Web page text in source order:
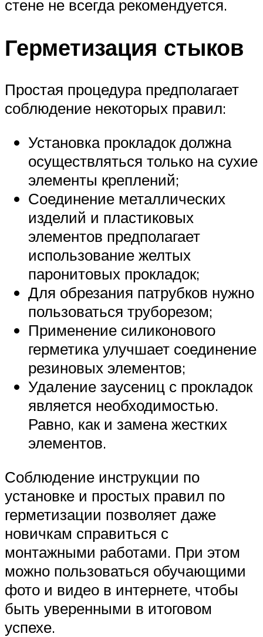
стене не всегда рекомендуется.
Герметизация стыков
Простая процедура предполагает
соблюдение некоторых правил:
Установка прокладок должна
осуществляться только на сухие
элементы креплений;
Соединение металлических
изделий и пластиковых
элементов предполагает
использование желтых
паронитовых прокладок;
Для обрезания патрубков нужно
пользоваться труборезом;
Применение силиконового
герметика улучшает соединение
резиновых элементов;
Удаление заусениц с прокладок
является необходимостью.
Равно, как и замена жестких
элементов.
Соблюдение инструкции по
установке и простых правил по
герметизации позволяет даже
новичкам справиться с
монтажными работами. При этом
можно пользоваться обучающими
фото и видео в интернете, чтобы
быть уверенными в итоговом
успехе.